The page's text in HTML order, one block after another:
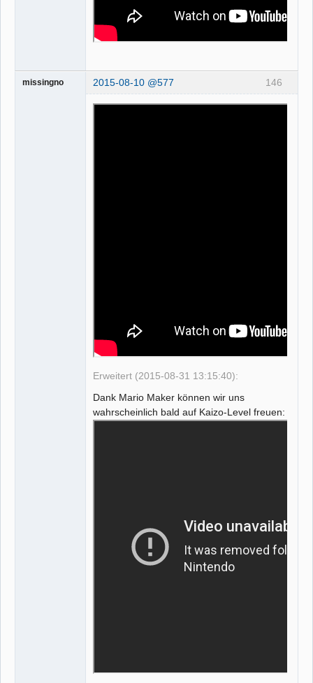
146
missingno 2015-08-10 @577
Erweitert (2015-08-31 13:15:40):
Dank Mario Maker können wir uns
wahrscheinlich bald auf Kaizo-Level freuen: